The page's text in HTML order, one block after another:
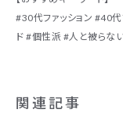
#30代ファッション #40代
ド #個性派 #人と被らな
関連記事